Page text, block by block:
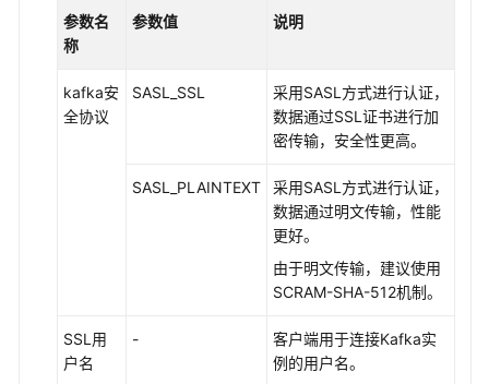
参数名
称
参数值 说明
kafka安
全协议
SASL_SSL
采用SASL方式进行认证，
数据通过SSL证书进行加
密传输，安全性更高。
SASL_PLAINTEXT
采用SASL方式进行认证，
数据通过明文传输，性能
更好。
由于明文传输，建议使用
SCRAM-SHA-512机制。
SSL用
户名
-
客户端用于连接Kafka实
例的用户名。